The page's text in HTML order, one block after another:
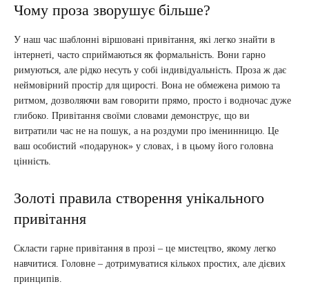
Чому проза зворушує більше?
У наш час шаблонні віршовані привітання, які легко знайти в
інтернеті, часто сприймаються як формальність. Вони гарно
римуються, але рідко несуть у собі індивідуальність. Проза ж дає
неймовірний простір для щирості. Вона не обмежена римою та
ритмом, дозволяючи вам говорити прямо, просто і водночас дуже
глибоко. Привітання своїми словами демонструє, що ви
витратили час не на пошук, а на роздуми про іменинницю. Це
ваш особистий «подарунок» у словах, і в цьому його головна
цінність.
Золоті правила створення унікального
привітання
Скласти гарне привітання в прозі – це мистецтво, якому легко
навчитися. Головне – дотримуватися кількох простих, але дієвих
принципів.